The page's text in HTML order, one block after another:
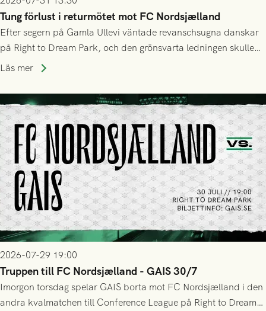
Tung förlust i returmötet mot FC Nordsjælland
Efter segern på Gamla Ullevi väntade revanschsugna danskar
på Right to Dream Park, och den grönsvarta ledningen skulle
upphöra efter mindre än kvarten spelad. På lika mark visade
tennissiffror och det grönsvarta europaäventyret tog slut.
Läs mer
2026-07-29 19:00
Truppen till FC Nordsjælland - GAIS 30/7
Imorgon torsdag spelar GAIS borta mot FC Nordsjælland i den
andra kvalmatchen till Conference League på Right to Dream